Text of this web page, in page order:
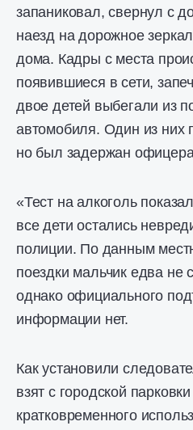
запаниковал, свернул с
наезд на дорожное
дома. Кадры с места
появившиеся в сети,
двое детей выбегали из
автомобиля. Один из них
но был задержан
«Тест на алкоголь
все дети остались
полиции. По данным
поездки мальчик едва не
однако официального
информации нет.
Как установили
взят с городской
кратковременного